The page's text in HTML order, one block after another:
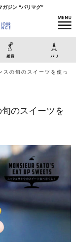
ガジン “パリマグ”
スの旬のスイーツを使っ
のスイーツを